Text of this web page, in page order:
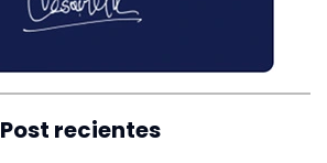
Post recientes